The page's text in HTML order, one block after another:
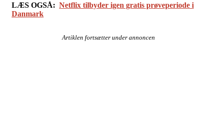
LÆS OGSÅ: Netflix tilbyder igen gratis prøveperiode i
Danmark
Artiklen fortsætter under annoncen